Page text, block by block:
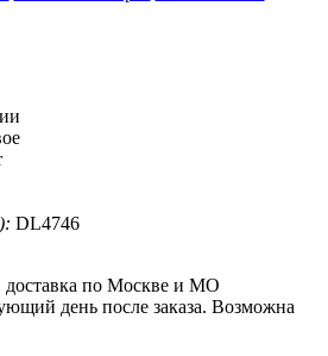
DL4746
доставка по Москве и МО
день после заказа. Возможна